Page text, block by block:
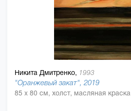
Никита Дмитренко, 1993
"Оранжевый закат", 2019
85 x 80 см, холст, масляная краска